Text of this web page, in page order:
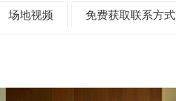
场地视频 免费获取联系方式